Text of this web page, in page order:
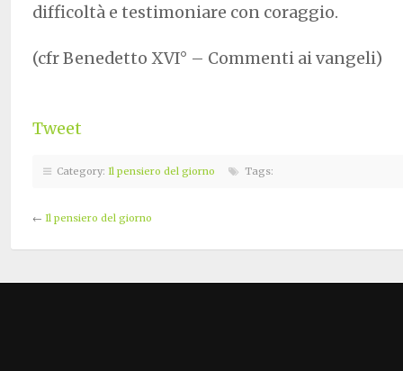
difficoltà e testimoniare con coraggio.
(cfr Benedetto XVI° – Commenti ai vangeli)
Tweet
Category: Il pensiero del giorno Tags:
← Il pensiero del giorno